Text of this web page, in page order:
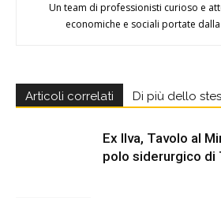
Un team di professionisti curioso e
economiche e sociali portate
Articoli correlati Di più dello
Ex Ilva, Tavolo al
polo siderurgico di